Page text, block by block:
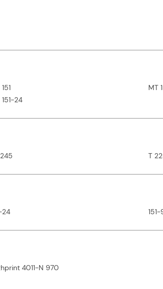
151-24
MT
T
24 151-
4011-N 970